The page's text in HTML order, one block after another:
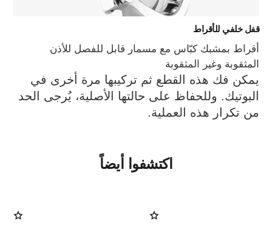
قفل خلفي للأقراط
أقراط بمشبك كبّاس مع مسمار قابل للفصل للأذن
المثقوبة وغير المثقوبة
يمكن فك هذه القطع ثم تركيبها مرة أخرى في
البوتيك. وللحفاظ على حالتها الأصلية، يُرجى الحد
من تكرار هذه العملية.
اكتشفوا أيضاً